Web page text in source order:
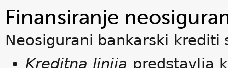
Finansiranje
Neosigurani bankarski krediti
Kreditna linija predstavlja